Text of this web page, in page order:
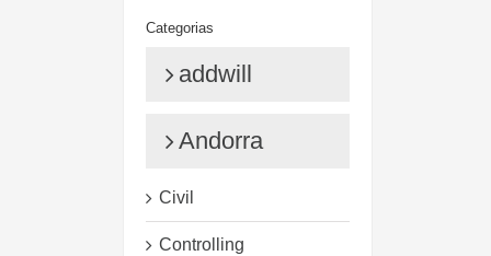
Categorias
addwill
Andorra
Civil
Controlling